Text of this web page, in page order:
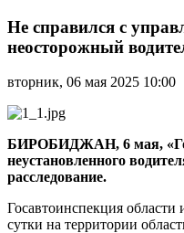
справился
управлением
скатился
в
кювет
неосторожный
водитель
Не справился с
неосторожный
вторник, 06 мая 2025 10:00
БИРОБИДЖАН, 6 мая,
неустановленного
расследование.
Госавтоинспекция
сутки на территории